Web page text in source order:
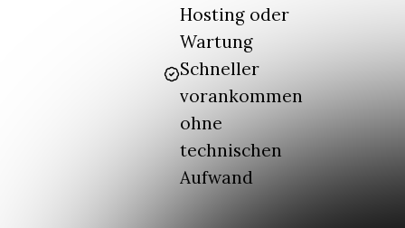
Hosting oder
Wartung
Schneller
vorankommen
ohne
technischen
Aufwand